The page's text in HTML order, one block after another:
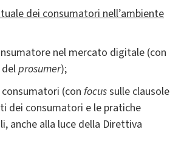
dei consumatori nell’ambiente
nel mercato digitale (con
prosumer);
(con focussulle clausole
dei consumatori e le pratiche
anche alla luce della Direttiva